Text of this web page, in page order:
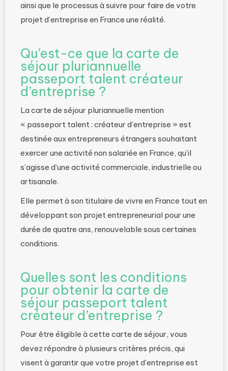
ainsi que le processus à suivre pour faire de votre
projet d’entreprise en France une réalité.
Qu’est-ce que la carte de
séjour pluriannuelle
passeport talent créateur
d’entreprise ?
La carte de séjour pluriannuelle mention
« passeport talent : créateur d’entreprise » est
destinée aux entrepreneurs étrangers souhaitant
exercer une activité non salariée en France, qu’il
s’agisse d’une activité commerciale, industrielle ou
artisanale.
Elle permet à son titulaire de vivre en France tout en
développant son projet entrepreneurial pour une
durée de quatre ans, renouvelable sous certaines
conditions.
Quelles sont les conditions
pour obtenir la carte de
séjour passeport talent
créateur d’entreprise ?
Pour être éligible à cette carte de séjour, vous
devez répondre à plusieurs critères précis, qui
visent à garantir que votre projet d’entreprise est